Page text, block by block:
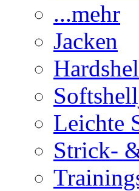
...mehr
Jacken
Leichte
Strick-